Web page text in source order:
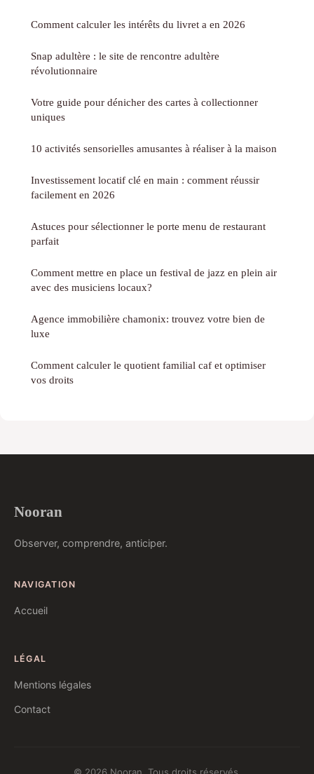
Comment calculer les intérêts du livret a en 2026
Snap adultère : le site de rencontre adultère
révolutionnaire
Votre guide pour dénicher des cartes à collectionner
uniques
10 activités sensorielles amusantes à réaliser à la maison
Investissement locatif clé en main : comment réussir
facilement en 2026
Astuces pour sélectionner le porte menu de restaurant
parfait
Comment mettre en place un festival de jazz en plein air
avec des musiciens locaux?
Agence immobilière chamonix: trouvez votre bien de
luxe
Comment calculer le quotient familial caf et optimiser
vos droits
Nooran
Observer, comprendre, anticiper.
NAVIGATION
Accueil
LÉGAL
Mentions légales
Contact